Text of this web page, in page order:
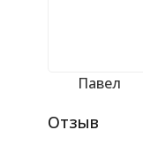
Павел
Отзыв